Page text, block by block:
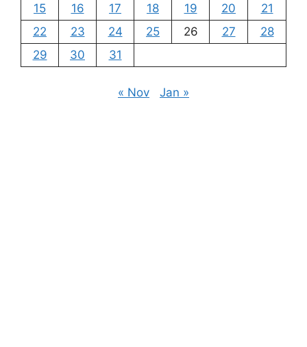
15
16 17 18 19 20
21
22
23 24 25 26 27
28
29
30 31
« Nov Jan »